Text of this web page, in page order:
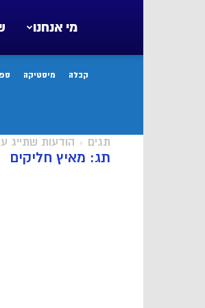
מי אנחנו
קבלה מיסטיקה
תגים הודעות שתייג
תג: מאיץ חליקים